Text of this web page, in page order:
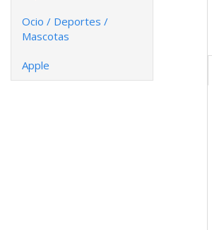
Ocio / Deportes /
Mascotas
Apple